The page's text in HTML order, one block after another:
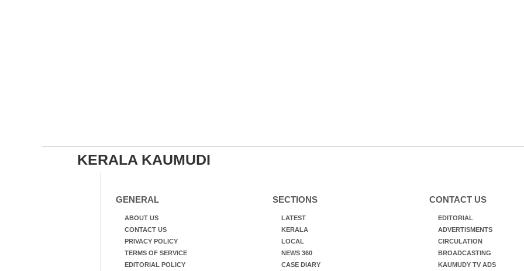
KERALA KAUMUDI
GENERAL
ABOUT US
CONTACT US
PRIVACY POLICY
TERMS OF SERVICE
EDITORIAL POLICY
SECTIONS
LATEST
KERALA
LOCAL
NEWS 360
CASE DIARY
CONTACT US
EDITORIAL
ADVERTISMENTS
CIRCULATION
BROADCASTING
KAUMUDY TV ADS